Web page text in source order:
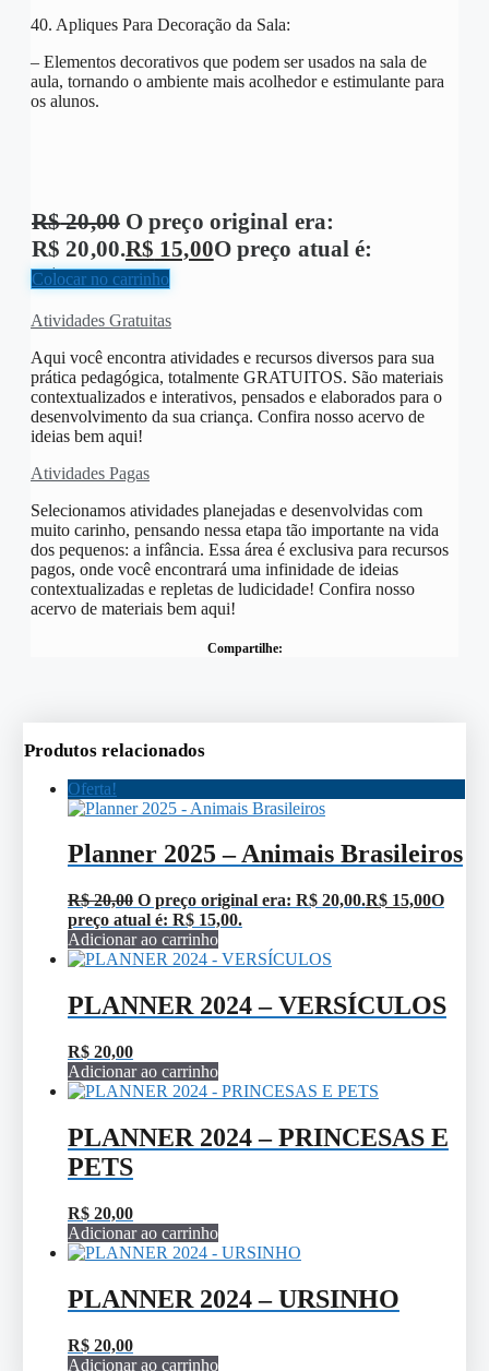
40. Apliques Para Decoração da Sala:
– Elementos decorativos que podem ser usados na sala de
aula, tornando o ambiente mais acolhedor e estimulante para
os alunos.
R$20,00 O preço original era:
R$ 20,00.R$ 15,00O preço atual é:
R$ 15,00.
Colocar no carrinho
Atividades Gratuitas
Aqui você encontra atividades e recursos diversos para sua
prática pedagógica, totalmente GRATUITOS. São materiais
contextualizados e interativos, pensados e elaborados para o
desenvolvimento da sua criança. Confira nosso acervo de
ideias bem aqui!
Atividades Pagas
Selecionamos atividades planejadas e desenvolvidas com
muito carinho, pensando nessa etapa tão importante na vida
dos pequenos: a infância. Essa área é exclusiva para recursos
pagos, onde você encontrará uma infinidade de ideias
contextualizadas e repletas de ludicidade! Confira nosso
acervo de materiais bem aqui!
Compartilhe:
Produtos relacionados
Oferta!
Planner 2025 – Animais Brasileiros
R$20,00 O preço original era: R$ 20,00.R$15,00O
preço atual é: R$ 15,00.
Adicionar ao carrinho
PLANNER 2024 – VERSÍCULOS
R$20,00
Adicionar ao carrinho
PLANNER 2024 – PRINCESAS E
PETS
R$20,00
Adicionar ao carrinho
PLANNER 2024 – URSINHO
R$20,00
Adicionar ao carrinho